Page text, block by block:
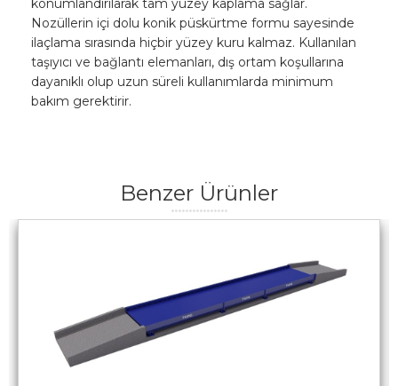
konumlandırılarak tam yüzey kaplama sağlar.
Nozüllerin içi dolu konik püskürtme formu sayesinde
ilaçlama sırasında hiçbir yüzey kuru kalmaz. Kullanılan
taşıyıcı ve bağlantı elemanları, dış ortam koşullarına
dayanıklı olup uzun süreli kullanımlarda minimum
bakım gerektirir.
Benzer Ürünler